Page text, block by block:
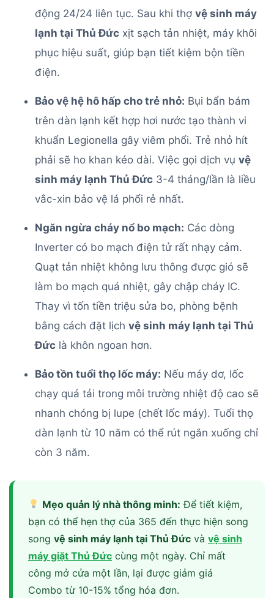
động 24/24 liên tục. Sau khi thợvệ sinh máy
lạnh tại Thủ Đức xịt sạch tản nhiệt, máy khôi
phục hiệu suất, giúp bạn tiết kiệm bộn tiền
điện.
Bảo vệ hệ hô hấp cho trẻ nhỏ: Bụi bẩn bám
trên dàn lạnh kết hợp hơi nước tạo thành vi
khuẩn Legionella gây viêm phổi. Trẻ nhỏ hít
phải sẽ ho khan kéo dài. Việc gọi dịch vụvệ
sinh máy lạnh Thủ Đức 3-4 tháng/lần là liều
vắc-xin bảo vệ lá phổi rẻ nhất.
Ngăn ngừa cháy nổ bo mạch: Các dòng
Inverter có bo mạch điện tử rất nhạy cảm.
Quạt tản nhiệt không lưu thông được gió sẽ
làm bo mạch quá nhiệt, gây chập cháy IC.
Thay vì tốn tiền triệu sửa bo, phòng bệnh
bằng cách đặt lịchvệ sinh máy lạnh tại Thủ
Đức là khôn ngoan hơn.
Bảo tồn tuổi thọ lốc máy: Nếu máy dơ, lốc
chạy quá tải trong môi trường nhiệt độ cao sẽ
nhanh chóng bị lupe (chết lốc máy). Tuổi thọ
dàn lạnh từ 10 năm có thể rút ngắn xuống chỉ
còn 3 năm.
Mẹo quản lý nhà thông minh: Để tiết kiệm,
bạn có thể hẹn thợ của 365 đến thực hiện song
song vệ sinh máy lạnh tại Thủ Đức và vệ sinh
máy giặt Thủ Đức cùng một ngày. Chỉ mất
công mở cửa một lần, lại được giảm giá
Combo từ 10-15% tổng hóa đơn.